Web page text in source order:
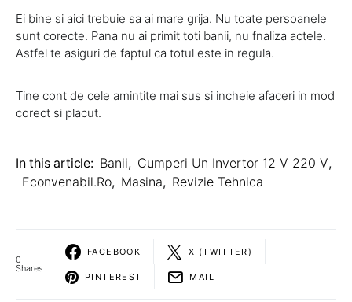
Ei bine si aici trebuie sa ai mare grija. Nu toate persoanele
sunt corecte. Pana nu ai primit toti banii, nu fnaliza actele.
Astfel te asiguri de faptul ca totul este in regula.
Tine cont de cele amintite mai sus si incheie afaceri in mod
corect si placut.
In this article: Banii, Cumperi Un Invertor 12 V 220 V,
Econvenabil.ro, Masina, Revizie Tehnica
0
Shares
FACEBOOK X (TWITTER)
PINTEREST MAIL